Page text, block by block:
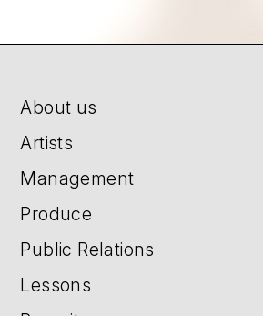
About us
Artists
Management
Produce
Public Relations
Lessons